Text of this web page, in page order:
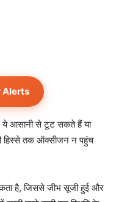
Alerts
ये आसानी से टूट सकते हैं या
हिस्से तक ऑक्सीजन न पहुंच
है, जिससे जीभ सूजी हुई और